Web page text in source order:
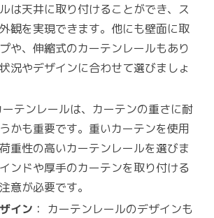
は天井に取り付けることができ、ス
観を実現できます。他にも壁面に取
や、伸縮式のカーテンレールもあり
況やデザインに合わせて選びましょ
ーテンレールは、カーテンの重さに耐
かも重要です。重いカーテンを使用
重性の高いカーテンレールを選びま
ンドや厚手のカーテンを取り付ける
意が必要です。
イン ： カーテンレールのデザインも